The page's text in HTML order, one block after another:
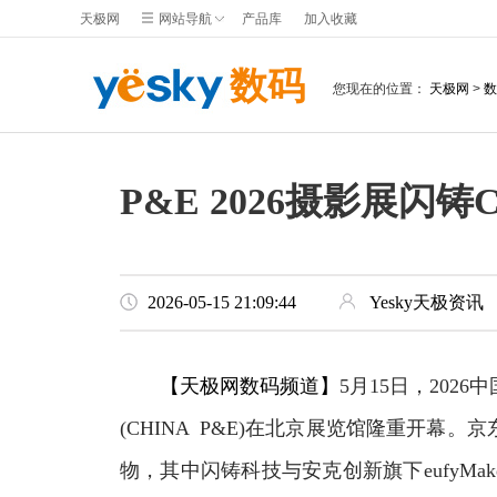
天极网 网站导航 产品库 加入收藏
数码 您现在的位置： 天极网 >
P&E 2026摄影展闪铸
2026-05-15 21:09:44 Yesky天极资讯
【天极网数码频道】 5月15日，2026
(CHINA P&E)在北京展览馆隆重开幕。
物，其中闪铸科技与安克创新旗下